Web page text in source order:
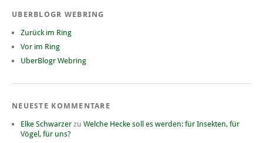
UBERBLOGR WEBRING
Zurück im Ring
Vor im Ring
UberBlogr Webring
NEUESTE KOMMENTARE
Elke Schwarzer zu Welche Hecke soll es werden: für Insekten, für
Vögel, für uns?